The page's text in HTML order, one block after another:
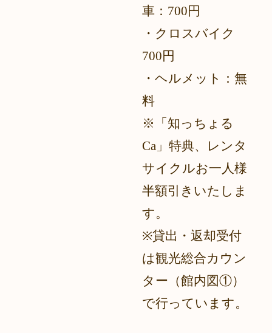
車：700円
・クロスバイク
700円
・ヘルメット：無
料
※「知っちょる
Ca」特典、レンタ
サイクルお一人様
半額引きいたしま
す。
※貸出・返却受付
は観光総合カウン
ター（館内図①）
で行っています。